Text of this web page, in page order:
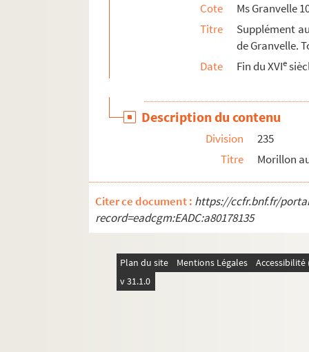
Cote
Ms Granvelle
Titre
Supplément
de Granvelle.
Date
Fin du XVIe
Description du contenu
Division
235
Titre
Morillon
Citer ce document : https://ccfr.bnf.fr/
record=eadcgm:EADC:a80178135
Plan du site Mentions Légales
v 31.1.0